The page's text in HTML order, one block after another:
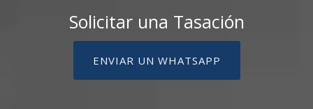
Solicitar una Tasación
ENVIAR UN WHATSAPP